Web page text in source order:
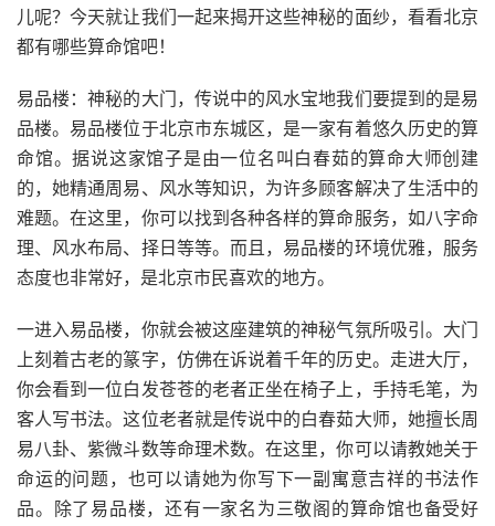
儿呢？今天就让我们一起来揭开这些神秘的面纱，看看北京
都有哪些算命馆吧！
易品楼：神秘的大门，传说中的风水宝地我们要提到的是易
品楼。易品楼位于北京市东城区，是一家有着悠久历史的算
命馆。据说这家馆子是由一位名叫白春茹的算命大师创建
的，她精通周易、风水等知识，为许多顾客解决了生活中的
难题。在这里，你可以找到各种各样的算命服务，如八字命
理、风水布局、择日等等。而且，易品楼的环境优雅，服务
态度也非常好，是北京市民喜欢的地方。
一进入易品楼，你就会被这座建筑的神秘气氛所吸引。大门
上刻着古老的篆字，仿佛在诉说着千年的历史。走进大厅，
你会看到一位白发苍苍的老者正坐在椅子上，手持毛笔，为
客人写书法。这位老者就是传说中的白春茹大师，她擅长周
易八卦、紫微斗数等命理术数。在这里，你可以请教她关于
命运的问题，也可以请她为你写下一副寓意吉祥的书法作
品。除了易品楼，还有一家名为三敬阁的算命馆也备受好